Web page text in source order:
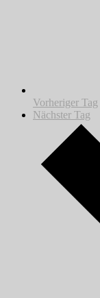
Vorheriger Tag
Nächster Tag